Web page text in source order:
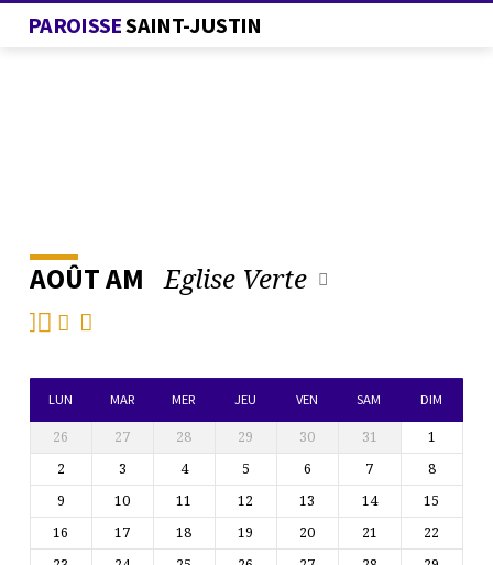
PAROISSESAINT-JUSTIN
L’AGENDA
DE
LA
PAROISSE
AOÛT AM Eglise Verte
LUN MAR MER JEU VEN SAM DIM
26 27 28 29 30 31
1
2
3 4 5 6 7
8
9
10 11 12 13 14
15
16
17 18 19 20 21
22